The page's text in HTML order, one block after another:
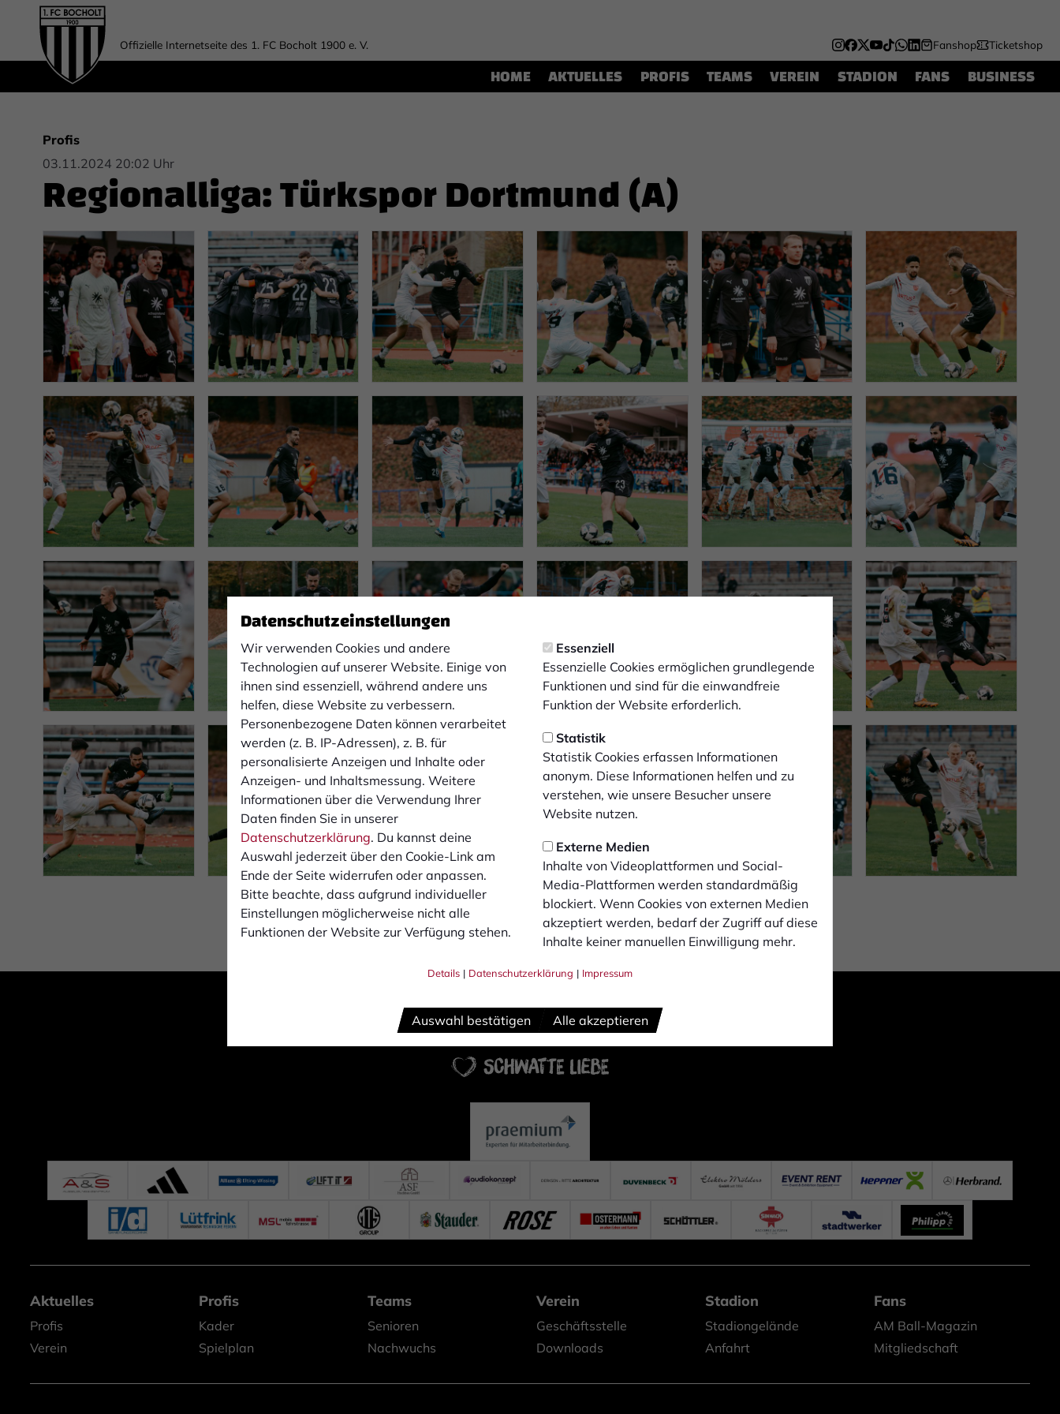
Datenschutzeinstellungen
Wir verwenden Cookies und andere
Technologien auf unserer Website. Einige von
ihnen sind essenziell, während andere uns
helfen, diese Website zu verbessern.
Personenbezogene Daten können verarbeitet
werden (z. B. IP-Adressen), z. B. für
personalisierte Anzeigen und Inhalte oder
Anzeigen- und Inhaltsmessung. Weitere
Informationen über die Verwendung Ihrer
Daten finden Sie in unserer
Datenschutzerklärung. Du kannst deine
Auswahl jederzeit über den Cookie-Link am
Ende der Seite widerrufen oder anpassen.
Bitte beachte, dass aufgrund individueller
Einstellungen möglicherweise nicht alle
Funktionen der Website zur Verfügung stehen.
Essenziell
Essenzielle Cookies ermöglichen grundlegende
Funktionen und sind für die einwandfreie
Funktion der Website erforderlich.
Statistik
Statistik Cookies erfassen Informationen
anonym. Diese Informationen helfen und zu
verstehen, wie unsere Besucher unsere
Website nutzen.
Externe Medien
Inhalte von Videoplattformen und Social-
Media-Plattformen werden standardmäßig
blockiert. Wenn Cookies von externen Medien
akzeptiert werden, bedarf der Zugriff auf diese
Inhalte keiner manuellen Einwilligung mehr.
Details | Datenschutzerklärung | Impressum
Auswahl bestätigen Alle akzeptieren
Offizielle Internetseite des 1. FC Bocholt 1900 e. V. Fanshop Ticketshop
HOME AKTUELLES PROFIS TEAMS VEREIN STADION FANS BUSINESS
Profis
03.11.2024 20:02 Uhr
Regionalliga: Türkspor Dortmund (A)
Aktuelles
Profis
Verein
Profis
Kader
Spielplan
Teams
Senioren
Nachwuchs
Verein
Geschäftsstelle
Downloads
Stadion
Stadiongelände
Anfahrt
Fans
AM Ball-Magazin
Mitgliedschaft